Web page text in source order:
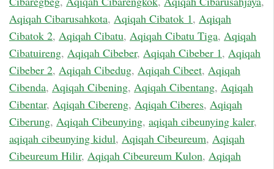
Aqiqah Cibarusahkota, Aqiqah Cibatok 1, Aqiqah
Cibatok 2, Aqiqah Cibatu, Aqiqah Cibatu Tiga, Aqiqah
Cibatuireng, Aqiqah Cibeber, Aqiqah Cibeber 1, Aqiqah
Cibeber 2, Aqiqah Cibedug, Aqiqah Cibeet, Aqiqah
Cibenda, Aqiqah Cibening, Aqiqah Cibentang, Aqiqah
Cibentar, Aqiqah Cibereng, Aqiqah Ciberes, Aqiqah
Ciberung, Aqiqah Cibeunying, aqiqah cibeunying kaler,
aqiqah cibeunying kidul, Aqiqah Cibeureum, Aqiqah
Cibeureum Hilir, Aqiqah Cibeureum Kulon, Aqiqah